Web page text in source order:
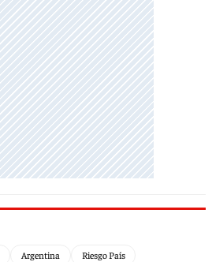
Argentina Riesgo País